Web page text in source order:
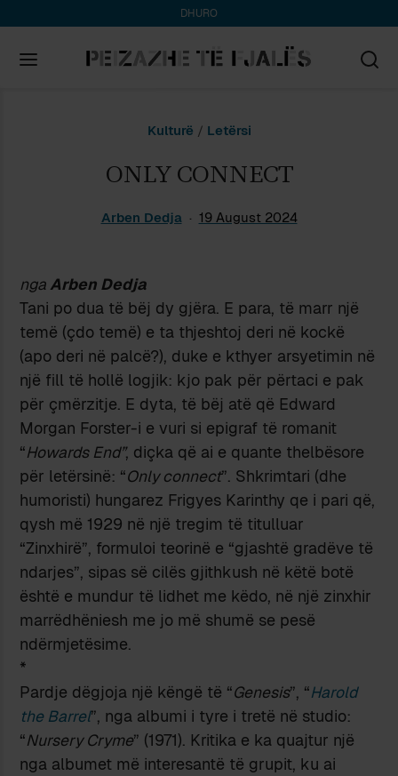
DHURO
Kulturë / Letërsi
ONLY CONNECT
Arben Dedja 19 August 2024
nga Arben Dedja
Tani po dua të bëj dy gjëra. E para, të marr një
temë (çdo temë) e ta thjeshtoj deri në kockë
(apo deri në palcë?), duke e kthyer arsyetimin në
një fill të hollë logjik: kjo pak për përtaci e pak
për çmërzitje. E dyta, të bëj atë që Edward
Morgan Forster-i e vuri si epigraf të romanit
“Howards End”, diçka që ai e quante thelbësore
për letërsinë: “Only connect”. Shkrimtari (dhe
humoristi) hungarez Frigyes Karinthy qe i pari që,
qysh më 1929 në një tregim të titulluar
“Zinxhirë”, formuloi teorinë e “gjashtë gradëve të
ndarjes”, sipas së cilës gjithkush në këtë botë
është e mundur të lidhet me këdo, në një zinxhir
marrëdhëniesh me jo më shumë se pesë
ndërmjetësime.
*
Pardje dëgjoja një këngë të “Genesis”, “Harold
the Barrel”, nga albumi i tyre i tretë në studio:
“Nursery Cryme” (1971). Kritika e ka quajtur një
nga albumet më interesantë të grupit, ku ai